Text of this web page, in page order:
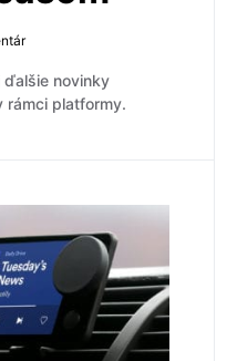
ďalšie novinky
rámci platformy.